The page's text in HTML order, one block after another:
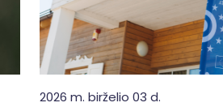
2026 m. birželio 03 d.